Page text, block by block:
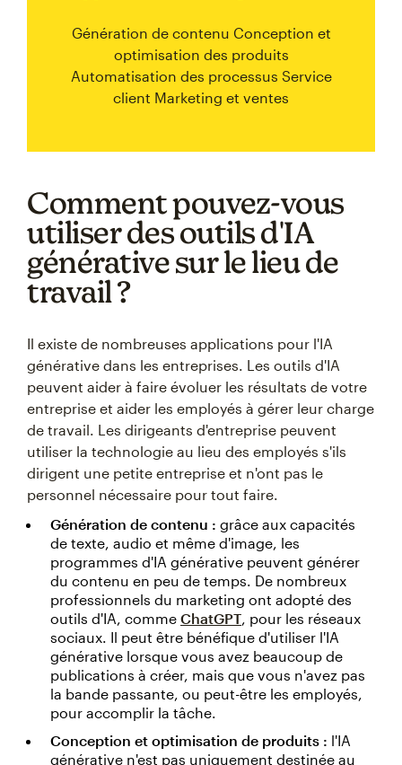
Génération de contenu Conception et
optimisation des produits
Automatisation des processus Service
client Marketing et ventes
Comment pouvez-vous
utiliser des outils d'IA
générative sur le lieu de
travail ?
Il existe de nombreuses applications pour l'IA
générative dans les entreprises. Les outils d'IA
peuvent aider à faire évoluer les résultats de votre
entreprise et aider les employés à gérer leur charge
de travail. Les dirigeants d'entreprise peuvent
utiliser la technologie au lieu des employés s'ils
dirigent une petite entreprise et n'ont pas le
personnel nécessaire pour tout faire.
Génération de contenu : grâce aux capacités
de texte, audio et même d'image, les
programmes d'IA générative peuvent générer
du contenu en peu de temps. De nombreux
professionnels du marketing ont adopté des
outils d'IA, comme ChatGPT, pour les réseaux
sociaux. Il peut être bénéfique d'utiliser l'IA
générative lorsque vous avez beaucoup de
publications à créer, mais que vous n'avez pas
la bande passante, ou peut-être les employés,
pour accomplir la tâche.
Conception et optimisation de produits : l'IA
générative n'est pas uniquement destinée au